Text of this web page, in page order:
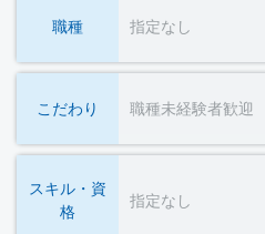
職種 指定なし
こだわり 職種未経験者歓迎
スキル・資
格
指定なし